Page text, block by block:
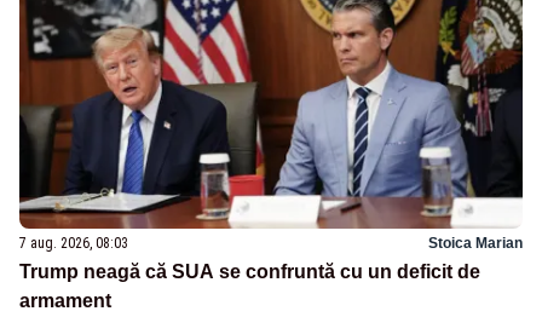
7 aug. 2026, 08:03 Stoica Marian
Trump neagă că SUA se confruntă cu un deficit de
armament